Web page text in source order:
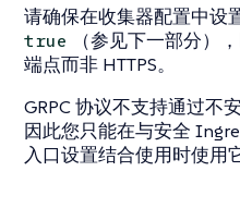
请确保在收集器配置中设
true
（参见下一部分）
端点而非 HTTPS。
GRPC 协议不支持通过不
因此您只能在与安全
入口设置结合使用时使用它